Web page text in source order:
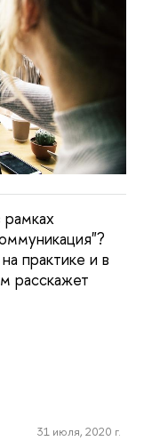
рамках
практике и в
расскажет
31 июля, 2020 г.